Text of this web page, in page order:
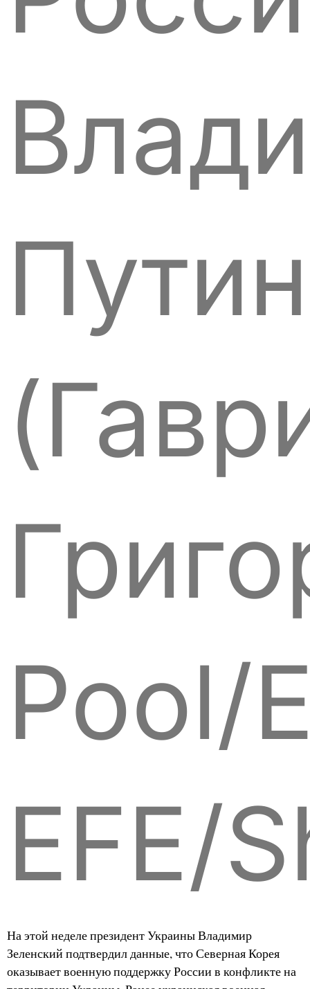
Путин
Pool/
EFE/
На этой неделе президент Украины Владимир
Зеленский подтвердил данные, что Северная Корея
оказывает военную поддержку России в конфликте на